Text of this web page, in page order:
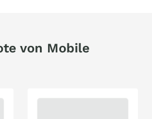
von Mobile